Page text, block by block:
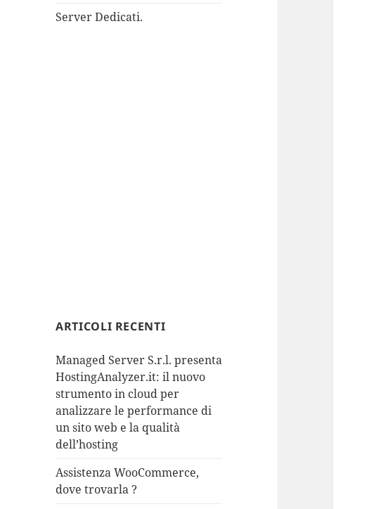
Server Dedicati.
ARTICOLI RECENTI
Managed Server S.r.l. presenta
HostingAnalyzer.it: il nuovo
strumento in cloud per
analizzare le performance di
un sito web e la qualità
dell’hosting
Assistenza WooCommerce,
dove trovarla ?